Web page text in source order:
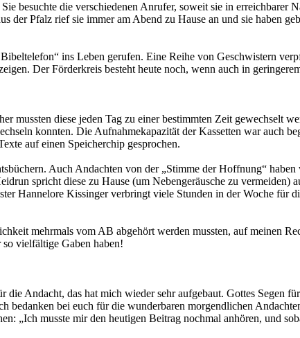
besuchte die verschiedenen Anrufer, soweit sie in erreichbarer
der Pfalz rief sie immer am Abend zu Hause an und sie haben
ins Leben gerufen. Eine Reihe von Geschwistern
Der Förderkreis besteht heute noch, wenn auch in
mussten diese jeden Tag zu einer bestimmten Zeit gewechselt
konnten. Die Aufnahmekapazität der Kassetten war auch
auf einen Speicherchip gesprochen.
Auch Andachten von der „Stimme der Hoffnung“
spricht diese zu Hause (um Nebengeräusche zu vermeiden)
Hannelore Kissinger verbringt viele Stunden in der Woche für
mehrmals vom AB abgehört werden mussten, auf meinen
vielfältige Gaben haben!
Andacht, das hat mich wieder sehr aufgebaut. Gottes Segen
bedanken bei euch für die wunderbaren morgendlichen
„Ich musste mir den heutigen Beitrag nochmal anhören, und